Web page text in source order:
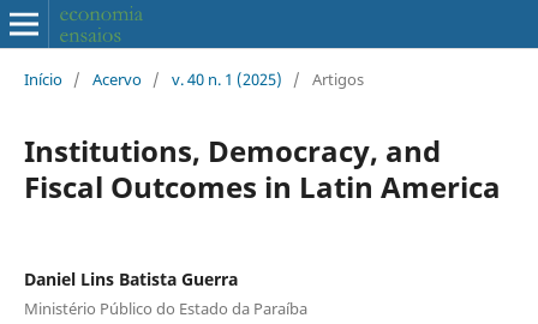
Início / Acervo / v. 40 n. 1 (2025) / Artigos
Institutions, Democracy, and
Fiscal Outcomes in Latin America
Daniel Lins Batista Guerra
Ministério Público do Estado da Paraíba